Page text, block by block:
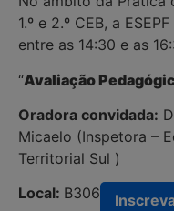
1.º e 2.º CEB, a
entre as 14:30 e as
“Avaliação
Oradora convidada:
Micaelo (Inspetora –
Territorial Sul )
Local: B306